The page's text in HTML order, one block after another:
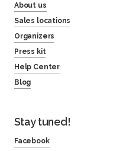
About us
Sales locations
Organizers
Press kit
Help Center
Blog
Stay tuned!
Facebook